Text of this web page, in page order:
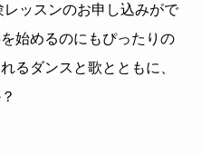
ッスンのお申し込みがで
始めるのにもぴったりの
るダンスと歌とともに、